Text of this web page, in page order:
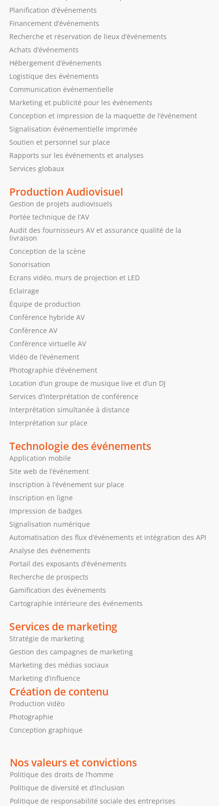
Planification d’événements
Financement d’événements
Recherche et réservation de lieux d’événements
Achats d’événements
Hébergement d’événements
Logistique des événements
Communication événementielle
Marketing et publicité pour les événements
Conception et impression de la maquette de l’événement
Signalisation événementielle imprimée
Soutien et personnel sur place
Rapports sur les événements et analyses
Services globaux
Production Audiovisuel
Gestion de projets audiovisuels
Portée technique de l’AV
Audit des fournisseurs AV et assurance qualité de la
livraison
Conception de la scène
Sonorisation
Ecrans vidéo, murs de projection et LED
Eclairage
Équipe de production
Conférence hybride AV
Conférence AV
Conférence virtuelle AV
Vidéo de l’événement
Photographie d’événement
Location d’un groupe de musique live et d’un DJ
Services d’interprétation de conférence
Interprétation simultanée à distance
Interprétation sur place
Technologie des événements
Application mobile
Site web de l’événement
Inscription à l’événement sur place
Inscription en ligne
Impression de badges
Signalisation numérique
Automatisation des flux d’événements et intégration des API
Analyse des événements
Portail des exposants d’événements
Recherche de prospects
Gamification des événements
Cartographie intérieure des événements
Services de marketing
Stratégie de marketing
Gestion des campagnes de marketing
Marketing des médias sociaux
Marketing d’influence
Création de contenu
Production vidéo
Photographie
Conception graphique
Nos valeurs et convictions
Politique des droits de l’homme
Politique de diversité et d’inclusion
Politique de responsabilité sociale des entreprises